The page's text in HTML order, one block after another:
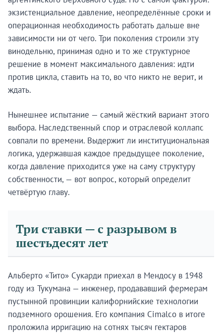
экзистенциальное давление, неопределённые сроки и
операционная необходимость работать дальше вне
зависимости ни от чего. Три поколения строили эту
винодельню, принимая одно и то же структурное
решение в момент максимального давления: идти
против цикла, ставить на то, во что никто не верит, и
ждать.
Нынешнее испытание — самый жёсткий вариант этого
выбора. Наследственный спор и отраслевой коллапс
совпали по времени. Выдержит ли институциональная
логика, удержавшая каждое предыдущее поколение,
когда давление приходится уже на саму структуру
собственности, — вот вопрос, который определит
четвёртую главу.
Три ставки — с разрывом в
шестьдесят лет
Альберто «Тито» Сукарди приехал в Мендосу в 1948
году из Тукумана — инженер, продававший фермерам
пустынной провинции калифорнийские технологии
подземного орошения. Его компания Cimalco в итоге
проложила ирригацию на сотнях тысяч гектаров